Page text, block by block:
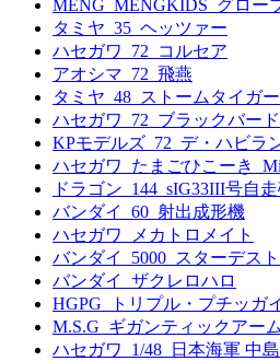
MENG_MENGKIDS_グロー
タミヤ_35_ヘッツァー
ハセガワ_72_コルセア
アオシマ_72_飛燕
タミヤ_48_ストームタイガー
ハセガワ_72_ブラックバー
KPモデルズ_72_デ・ハビラ
ハセガワ_たまごひこーき
ドラゴン_144_sIG33III号自
バンダイ_60_射出成形機
ハセガワ_メカトロメイト
バンダイ_5000_スターデス
バンダイ_ザクレロハロ
HGPG_トリプル・プチッガ
M.S.G_ギガンティックアー
ハセガワ_1/48_日本海軍 中